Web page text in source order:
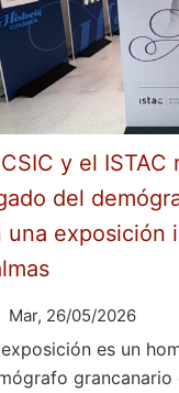
y el
del
una exposición
Mar, 26/05/2026
es un